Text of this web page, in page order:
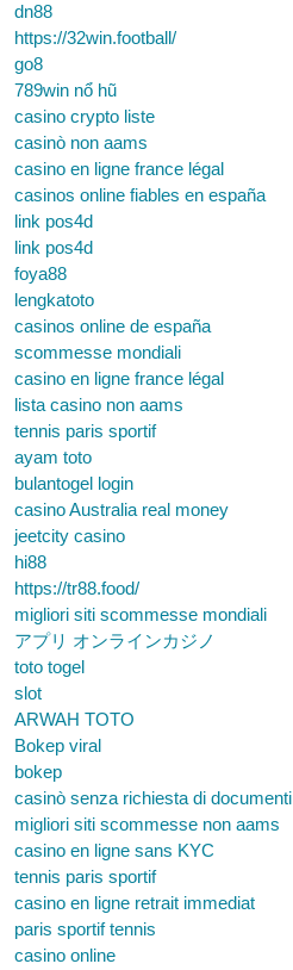
dn88
https://32win.football/
go8
789win nổ hũ
casino crypto liste
casinò non aams
casino en ligne france légal
casinos online fiables en españa
link pos4d
link pos4d
foya88
lengkatoto
casinos online de españa
scommesse mondiali
casino en ligne france légal
lista casino non aams
tennis paris sportif
ayam toto
bulantogel login
casino Australia real money
jeetcity casino
hi88
https://tr88.food/
migliori siti scommesse mondiali
アプリ オンラインカジノ
toto togel
slot
ARWAH TOTO
Bokep viral
bokep
casinò senza richiesta di documenti
migliori siti scommesse non aams
casino en ligne sans KYC
tennis paris sportif
casino en ligne retrait immediat
paris sportif tennis
casino online